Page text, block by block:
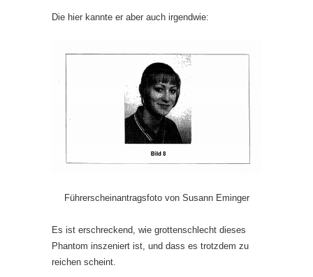
Die hier kannte er aber auch irgendwie:
Führerscheinantragsfoto von Susann Eminger
Es ist erschreckend, wie grottenschlecht dieses
Phantom inszeniert ist, und dass es trotzdem zu
reichen scheint.